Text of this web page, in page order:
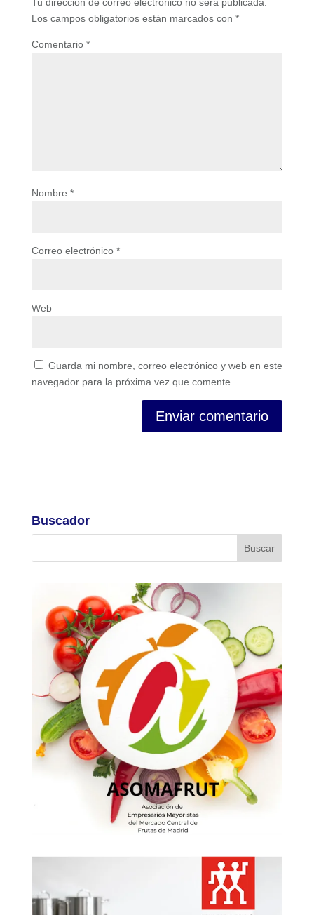
Tu dirección de correo electrónico no será publicada.
Los campos obligatorios están marcados con *
Comentario *
Nombre *
Correo electrónico *
Web
Guarda mi nombre, correo electrónico y web en este
navegador para la próxima vez que comente.
Buscador